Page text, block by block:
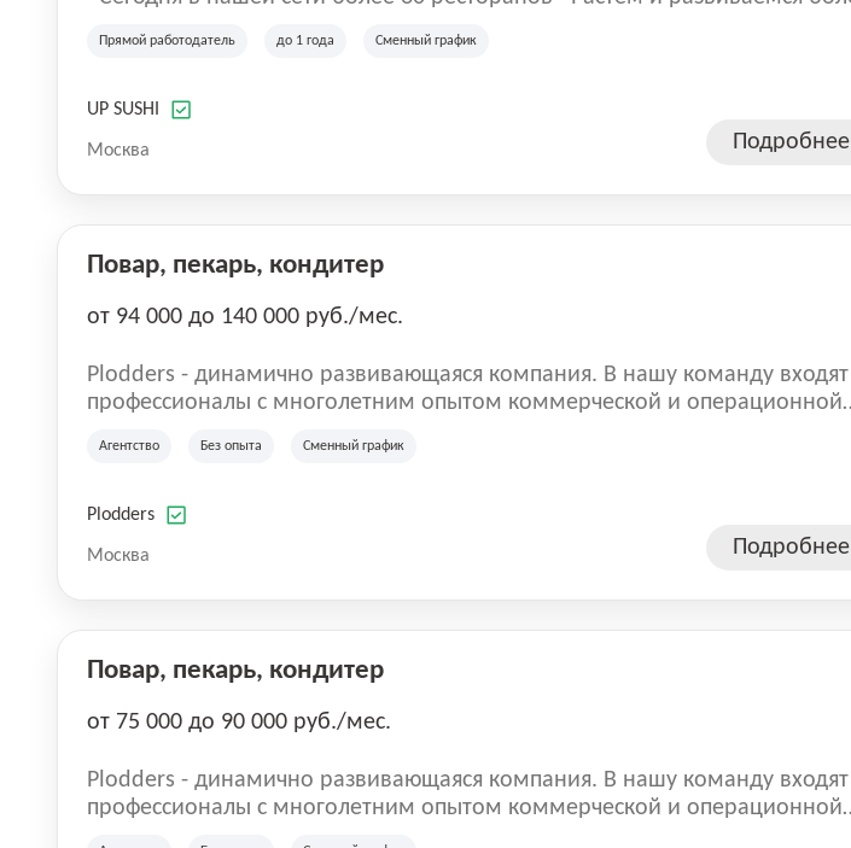
Прямой работодатель до 1 года Сменный график
UP SUSHI
Москва Подробнее
Повар, пекарь, кондитер
от 94 000 до 140 000 руб./мес.
Plodders - динамично развивающаяся компания. В нашу команду входят
профессионалы с многолетним опытом коммерческой и операционной
быть уверенными в надлежащем качестве оказываемых услуг.
Агентство Без опыта Сменный график
Plodders
Москва Подробнее
Повар, пекарь, кондитер
от 75 000 до 90 000 руб./мес.
Plodders - динамично развивающаяся компания. В нашу команду входят
профессионалы с многолетним опытом коммерческой и операционной